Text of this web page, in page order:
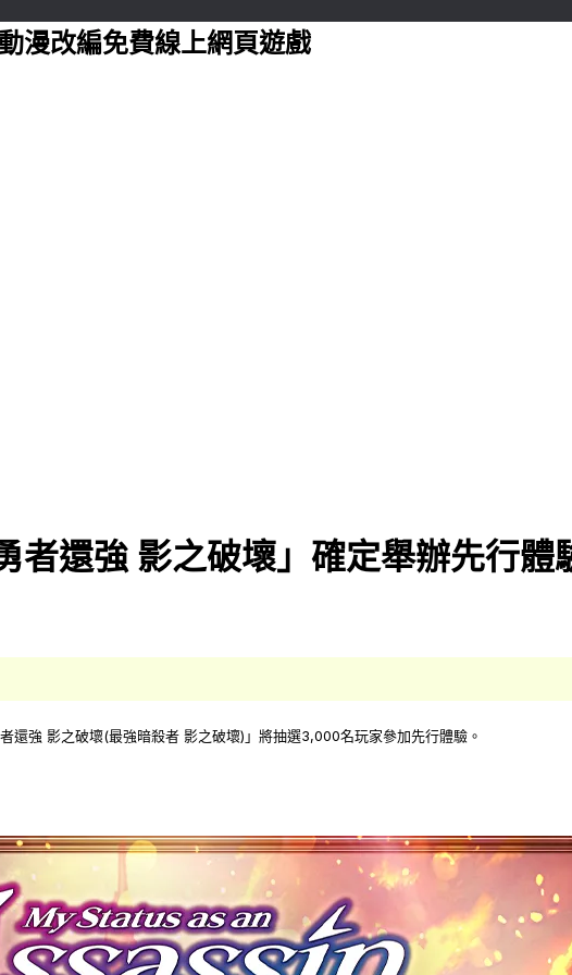
漫改編免費線上網頁遊戲
者還強 影之破壞」確定舉辦先行體
還強 影之破壞(最強暗殺者 影之破壞)」將抽選3,000名玩家參加先行體驗。